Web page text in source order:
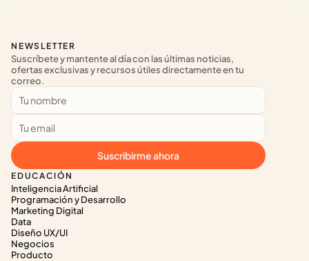
EDUCACIÓN
Inteligencia Artificial
Programación y Desarrollo
Marketing Digital
Data
Diseño UX/UI
Negocios
Producto
NEWSLETTER
Suscríbete y mantente al día con las últimas noticias,
ofertas exclusivas y recursos útiles directamente en tu
correo.
Suscribirme ahora